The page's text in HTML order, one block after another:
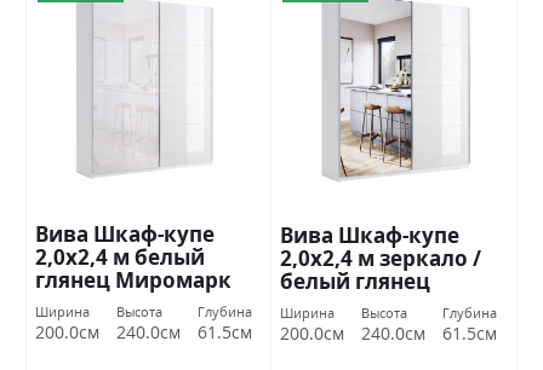
Вива Шкаф-купе
2,0х2,4 м белый
глянец Миромарк
Ширина
200.0см
Высота
240.0см
Глубина
61.5см
Вива Шкаф-купе
2,0х2,4 м зеркало /
белый глянец
Миромарк
Ширина
200.0см
Высота
240.0см
Глубина
61.5см